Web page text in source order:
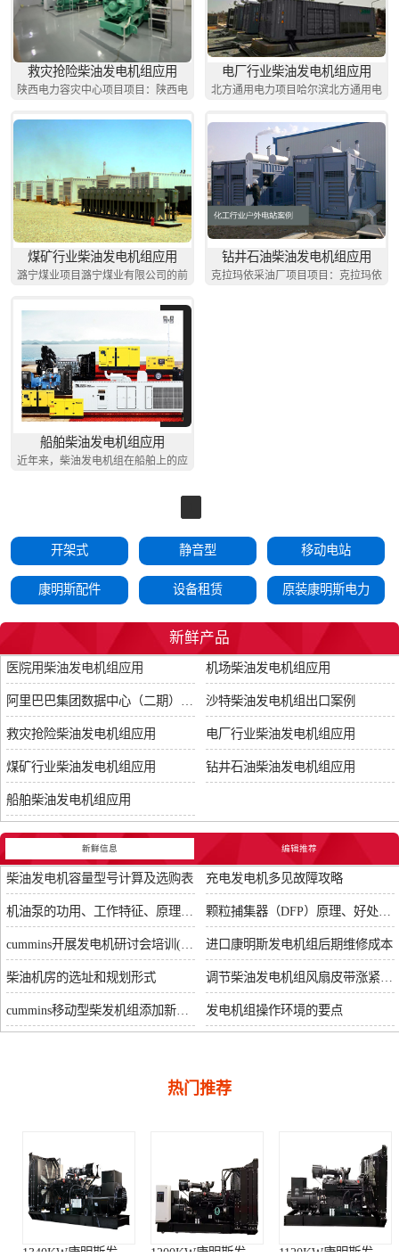
救灾抢险柴油发电机组应用
陕西电力容灾中心项目项目：陕西电
电厂行业柴油发电机组应用
北方通用电力项目哈尔滨北方通用电
煤矿行业柴油发电机组应用
潞宁煤业项目潞宁煤业有限公司的前
钻井石油柴油发电机组应用
克拉玛依采油厂项目项目：克拉玛依
船舶柴油发电机组应用
近年来，柴油发电机组在船舶上的应
开架式 静音型 移动电站
康明斯配件 设备租赁 原装康明斯电力
新鲜产品
医院用柴油发电机组应用 机场柴油发电机组应用
沙特柴油发电机组出口案例
救灾抢险柴油发电机组应用 电厂行业柴油发电机组应用
煤矿行业柴油发电机组应用 钻井石油柴油发电机组应用
船舶柴油发电机组应用
新鲜信息 编辑推荐
柴油发电机容量型号计算及选购表 充电发电机多见故障攻略
进口康明斯发电机组后期维修成本
柴油机房的选址和规划形式
发电机组操作环境的要点
热门推荐
1340KW康明斯发电机组（KTA50-GS8柴油机） 1200KW康明斯发电机组（KTA50-G8柴油机）